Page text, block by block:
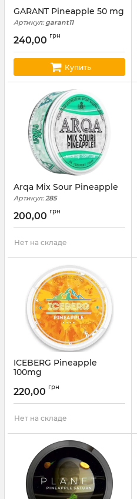
GARANT Pineapple 50 mg
Артикул:garant11
240,00 грн
Купить
Arqa Mix Sour Pineapple
Артикул:285
200,00 грн
Нет на складе
ICEBERG Pineapple
100mg
220,00 грн
Нет на складе